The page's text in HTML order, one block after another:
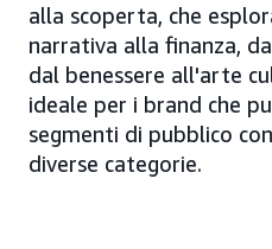
alla scoperta, che
narrativa alla finanza,
dal benessere all'arte
ideale per i brand che
segmenti di pubblico
diverse categorie.